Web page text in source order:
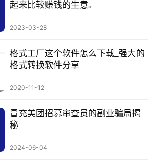
起来比较赚钱的生意。
2023-03-28
格式工厂这个软件怎么下载_强大的
格式转换软件分享
2020-11-12
冒充美团招募审查员的副业骗局揭
秘
2024-06-04